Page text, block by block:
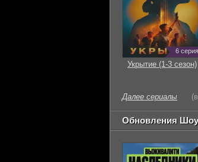
6 серия
Укрытие (1-3 сезон)
Далее сериалы
Обновления Шоу